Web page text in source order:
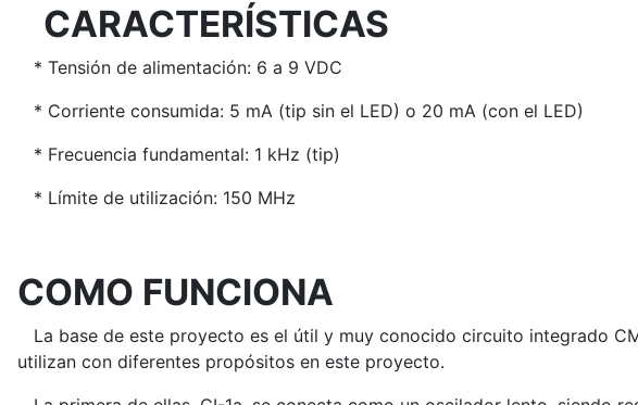
CARACTERÍSTICAS
* Tensión de alimentación: 6 a 9 VDC
* Corriente consumida: 5 mA (tip sin el LED) o 20 mA (con el LED)
* Frecuencia fundamental: 1 kHz (tip)
* Límite de utilización: 150 MHz
COMO FUNCIONA
La base de este proyecto es el útil y muy conocido circuito integrado
utilizan con diferentes propósitos en este proyecto.